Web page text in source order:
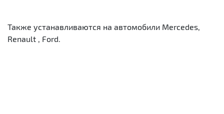
Также устанавливаются на автомобили Mercedes,
Renault , Ford.